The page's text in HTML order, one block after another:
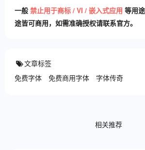
一般 禁止用于商标 / VI / 嵌入式应用 等用
途皆可商用，如需准确授权请联系官方。
文章标签
免费字体
免费商用字体 字体传奇
相关推荐